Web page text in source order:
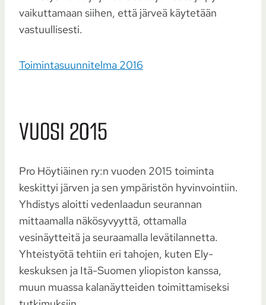
vaikuttamaan siihen, että järveä käytetään
vastuullisesti.
Toimintasuunnitelma 2016
VUOSI 2015
Pro Höytiäinen ry:n vuoden 2015 toiminta
keskittyi järven ja sen ympäristön hyvinvointiin.
Yhdistys aloitti vedenlaadun seurannan
mittaamalla näkösyvyyttä, ottamalla
vesinäytteitä ja seuraamalla levätilannetta.
Yhteistyötä tehtiin eri tahojen, kuten Ely-
keskuksen ja Itä-Suomen yliopiston kanssa,
muun muassa kalanäytteiden toimittamiseksi